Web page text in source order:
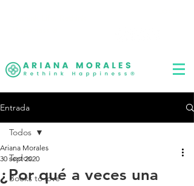
Entrada
Todos
Books to love
Todos
¿Por qué a veces una
Ariana Morales
30 sept 2020